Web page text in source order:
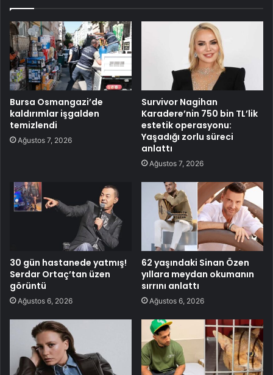
Bursa Osmangazi’de
kaldırımlar işgalden
temizlendi
Ağustos 7, 2026
Survivor Nagihan
Karadere’nin 750 bin TL’lik
estetik operasyonu:
Yaşadığı zorlu süreci
anlattı
Ağustos 7, 2026
30 gün hastanede yatmış!
Serdar Ortaç’tan üzen
görüntü
Ağustos 6, 2026
62 yaşındaki Sinan Özen
yıllara meydan okumanın
sırrını anlattı
Ağustos 6, 2026